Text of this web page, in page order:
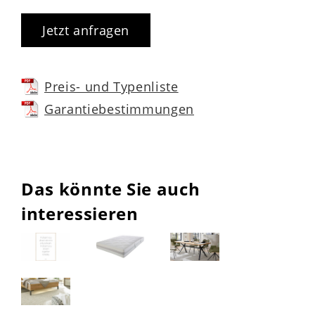
Jetzt anfragen
Preis- und Typenliste
Garantiebestimmungen
Das könnte Sie auch
interessieren